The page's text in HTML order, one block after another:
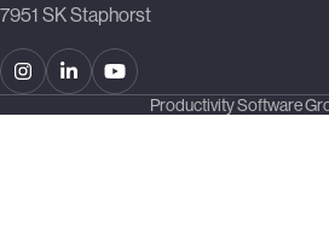
7951 SK Staphorst
InstagramLinkedInYouTube
Productivity Software